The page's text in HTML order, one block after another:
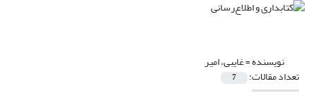
نویسنده =غایبی، امیر
تعداد مقالات: 7